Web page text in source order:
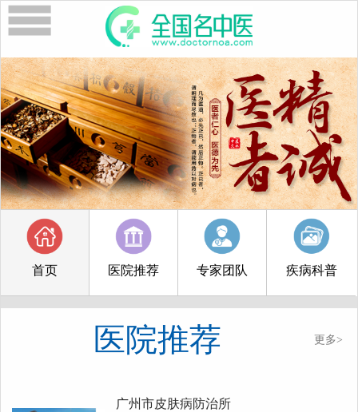
首页 医院推荐 专家团队 疾病科普
医院推荐 更多>
广州市皮肤病防治所